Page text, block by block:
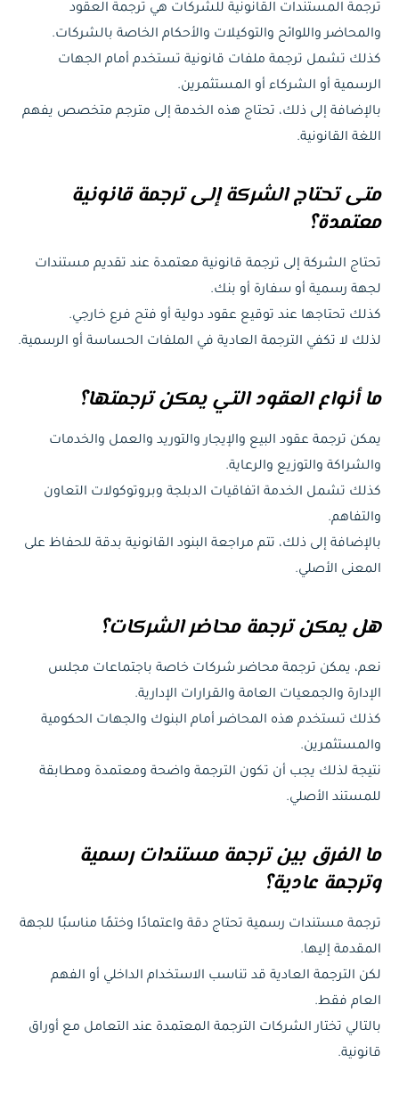
ترجمة المستندات القانونية للشركات هي ترجمة العقود
والمحاضر واللوائح والتوكيلات والأحكام الخاصة بالشركات.
كذلك تشمل ترجمة ملفات قانونية تستخدم أمام الجهات
الرسمية أو الشركاء أو المستثمرين.
بالإضافة إلى ذلك، تحتاج هذه الخدمة إلى مترجم متخصص يفهم
اللغة القانونية.
متى تحتاج الشركة إلى ترجمة قانونية
معتمدة؟
تحتاج الشركة إلى ترجمة قانونية معتمدة عند تقديم مستندات
لجهة رسمية أو سفارة أو بنك.
كذلك تحتاجها عند توقيع عقود دولية أو فتح فرع خارجي.
لذلك لا تكفي الترجمة العادية في الملفات الحساسة أو الرسمية.
ما أنواع العقود التي يمكن ترجمتها؟
يمكن ترجمة عقود البيع والإيجار والتوريد والعمل والخدمات
والشراكة والتوزيع والرعاية.
كذلك تشمل الخدمة اتفاقيات الدبلجة وبروتوكولات التعاون
والتفاهم.
بالإضافة إلى ذلك، تتم مراجعة البنود القانونية بدقة للحفاظ على
المعنى الأصلي.
هل يمكن ترجمة محاضر الشركات؟
نعم، يمكن ترجمة محاضر شركات خاصة باجتماعات مجلس
الإدارة والجمعيات العامة والقرارات الإدارية.
كذلك تستخدم هذه المحاضر أمام البنوك والجهات الحكومية
والمستثمرين.
نتيجة لذلك يجب أن تكون الترجمة واضحة ومعتمدة ومطابقة
للمستند الأصلي.
ما الفرق بين ترجمة مستندات رسمية
وترجمة عادية؟
ترجمة مستندات رسمية تحتاج دقة واعتمادًا وختمًا مناسبًا للجهة
المقدمة إليها.
لكن الترجمة العادية قد تناسب الاستخدام الداخلي أو الفهم
العام فقط.
بالتالي تختار الشركات الترجمة المعتمدة عند التعامل مع أوراق
قانونية.